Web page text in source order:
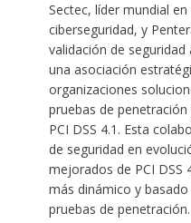
Sectec, líder mundial
ciberseguridad, y
validación de
una asociación
organizaciones
pruebas de
PCI DSS 4.1. Esta
de seguridad en
mejorados de PCI DSS
más dinámico y
pruebas de penetración.